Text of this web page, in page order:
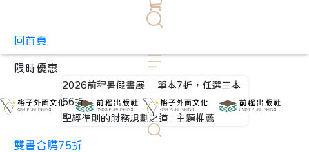
回首頁
限時優惠
2026前程暑假書展｜ 單本7折，任選三本
66折
聖經準則的財務規劃之道 : 主題推薦
雙書合購75折